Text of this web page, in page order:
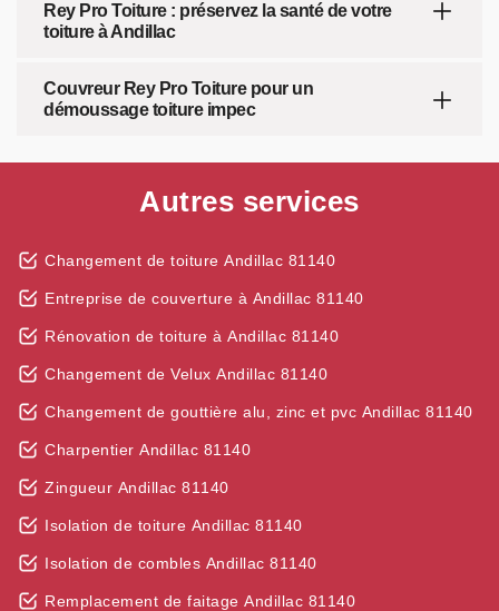
Rey Pro Toiture : préservez la santé de votre
toiture à Andillac
Couvreur Rey Pro Toiture pour un
démoussage toiture impec
Autres services
Changement de toiture Andillac 81140
Entreprise de couverture à Andillac 81140
Rénovation de toiture à Andillac 81140
Changement de Velux Andillac 81140
Changement de gouttière alu, zinc et pvc Andillac 81140
Charpentier Andillac 81140
Zingueur Andillac 81140
Isolation de toiture Andillac 81140
Isolation de combles Andillac 81140
Remplacement de faitage Andillac 81140